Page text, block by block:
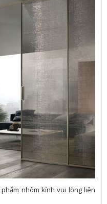
nhôm kính vui lòng liên